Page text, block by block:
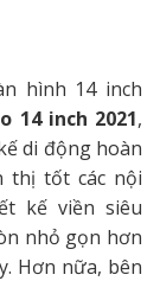
hình 14 inch
14 inch 2021,
di động hoàn
thị tốt các nội
kế viền siêu
nhỏ gọn hơn
Hơn nữa, bên